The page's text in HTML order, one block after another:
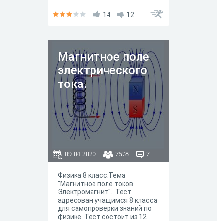
14 12
Магнитное поле
электрического
тока.
09.04.2020 7578 7
Физика 8 класс.Тема
"Магнитное поле токов.
Электромагнит". Тест
адресован учащимся 8 класса
для самопроверки знаний по
физике. Тест состоит из 12